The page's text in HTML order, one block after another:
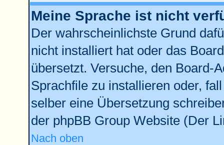
Meine Sprache ist nicht
Der wahrscheinlichste Grund
nicht installiert hat oder das
übersetzt. Versuche, den Board-
Sprachfile zu installieren oder,
selber eine Übersetzung
der phpBB Group Website (Der
Nach oben